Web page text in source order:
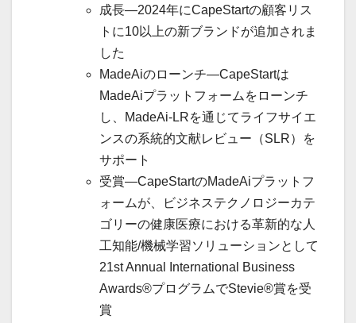
成長—2024年にCapeStartの顧客リス
トに10以上の新ブランドが追加されま
した
MadeAiのローンチ—CapeStartは
MadeAiプラットフォームをローンチ
し、MadeAi-LRを通じてライフサイエ
ンスの系統的文献レビュー（SLR）を
サポート
受賞—CapeStartのMadeAiプラットフ
ォームが、ビジネステクノロジーカテ
ゴリーの健康医療における革新的な人
工知能/機械学習ソリューションとして
21st Annual International Business
Awards®プログラムでStevie®賞を受
賞